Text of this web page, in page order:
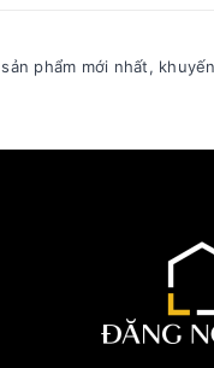
sản phẩm mới nhất,